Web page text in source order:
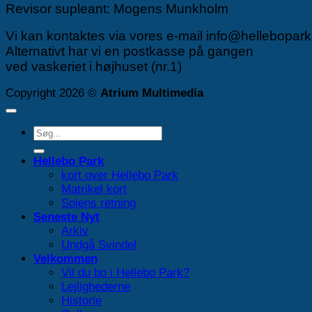
Revisor supleant: Mogens Munkholm
Vi kan kontaktes via vores e-mail
Alternativt har vi en postkasse på gangen
ved vaskeriet i højhuset (nr.1)
Copyright 2026 © Atrium Multimedia
Hellebo Park
kort over Hellebo Park
Matrikel kort
Solens retning
Seneste Nyt
Arkiv
Undgå Svindel
Velkommen
Vil du bo i Hellebo Park?
Lejlighederne
Historie